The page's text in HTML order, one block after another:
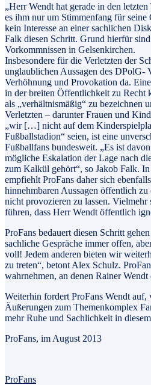
„Herr Wendt hat gerade in den
es ihm nur um Stimmenfang für seine
kein Interesse an einer sachlichen
Falk diesen Schritt. Grund hierfür
Vorkommnissen in Gelsenkirchen.
Insbesondere für die Verletzten der
unglaublichen Aussagen des DPolG-
Verhöhnung und Provokation da.
in der breiten Öffentlichkeit zu Recht
als „verhältnismäßig“ zu bezeichnen
Verletzten – darunter Frauen und
„wir […] nicht auf dem
Fußballstadion“ seien, ist eine
Fußballfans bundesweit. „Es ist
mögliche Eskalation der Lage nach
zum Kalkül gehört“, so Jakob Falk.
empfiehlt ProFans daher sich
hinnehmbaren Aussagen öffentlich
nicht provozieren zu lassen. Vielmehr
führen, dass Herr Wendt öffentlich
ProFans bedauert diesen Schritt
sachliche Gespräche immer offen,
voll! Jedem anderen bieten wir
zu treten“, betont Alex Schulz.
wahrnehmen, an denen Rainer Wendt
Weiterhin fordert ProFans Wendt
Äußerungen zum Themenkomplex
mehr Ruhe und Sachlichkeit in
ProFans, im August 2013
ProFans